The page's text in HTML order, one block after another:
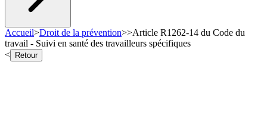
Accueil>Droit de la prévention>>Article R1262-14 du Code du
travail - Suivi en santé des travailleurs spécifiques
<
Retour